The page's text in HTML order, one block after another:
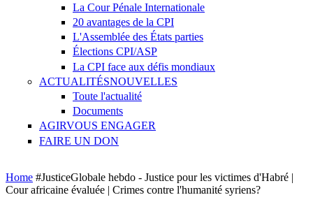
La Cour Pénale Internationale
20 avantages de la CPI
L'Assemblée des États parties
Élections CPI/ASP
La CPI face aux défis mondiaux
ACTUALITÉSNOUVELLES
Toute l'actualité
Documents
AGIRVOUS ENGAGER
FAIRE UN DON
You are here
Home #JusticeGlobale hebdo - Justice pour les victimes d'Habré |
Cour africaine évaluée | Crimes contre l'humanité syriens?